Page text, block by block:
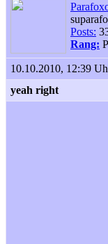
Posts:
Rang:
10.10.2010, 12:39
yeah right